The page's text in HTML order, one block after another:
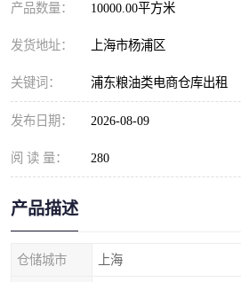
产品数量： 10000.00平方米
发货地址： 上海市杨浦区
关键词： 浦东粮油类电商仓库出租
发布日期： 2026-08-09
阅 读 量： 280
产品描述
仓储城市 上海